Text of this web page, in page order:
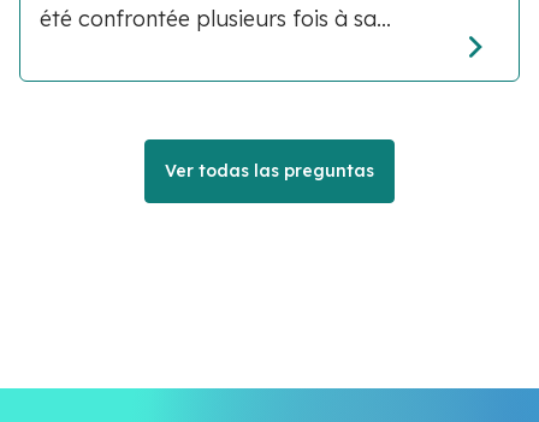
été confrontée plusieurs fois à sa...
Ver todas las preguntas